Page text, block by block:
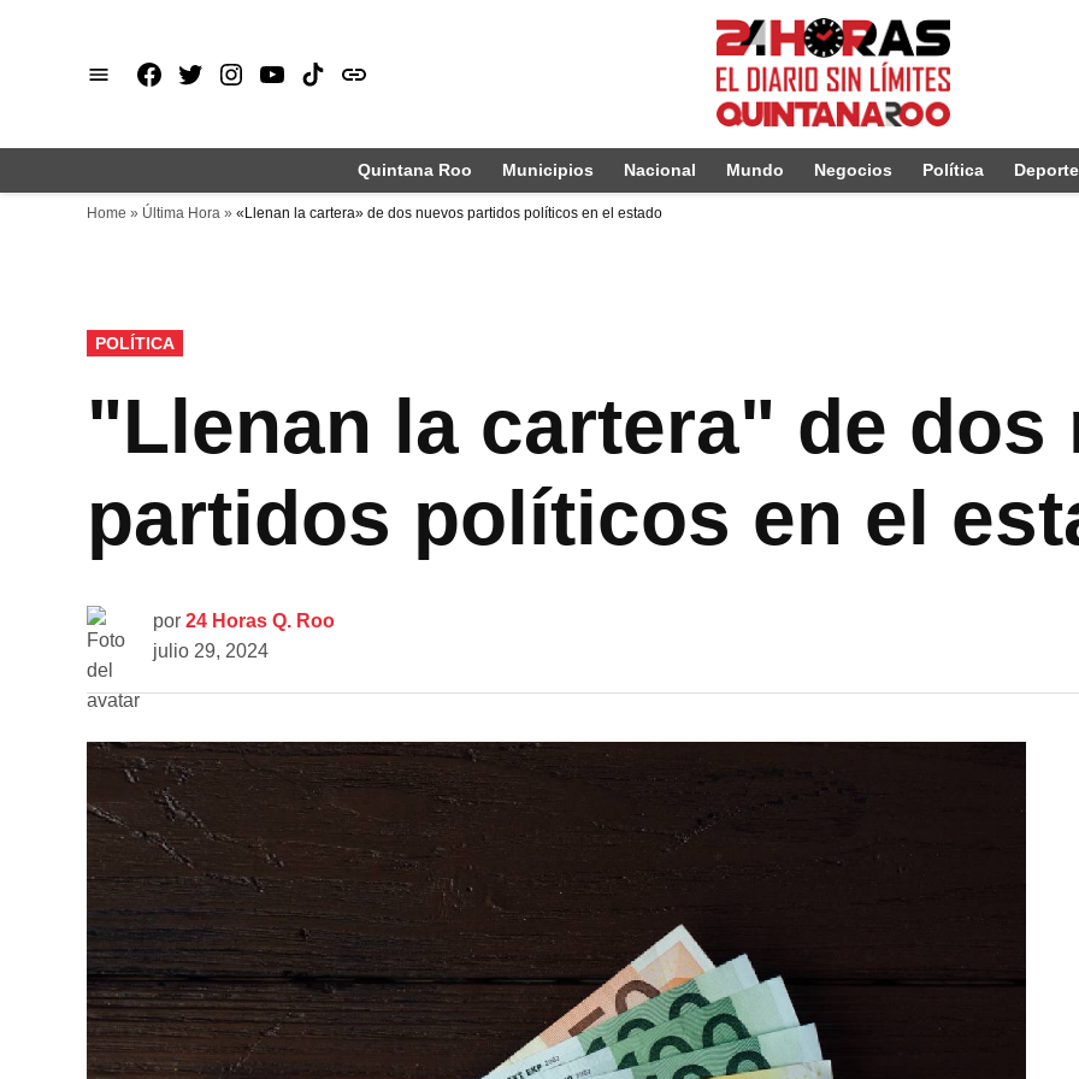
Facebook
X Instagram
Youtube
TikTok
issuu
Quintana Roo Municipios Nacional Mundo Negocios Política
Home » Última Hora » «Llenan la cartera» de dos nuevos partidos políticos en el estado
PUBLICADO
EN
POLÍTICA
"Llenan la cartera" de dos
partidos políticos en el
por 24 Horas Q. Roo
julio 29, 2024